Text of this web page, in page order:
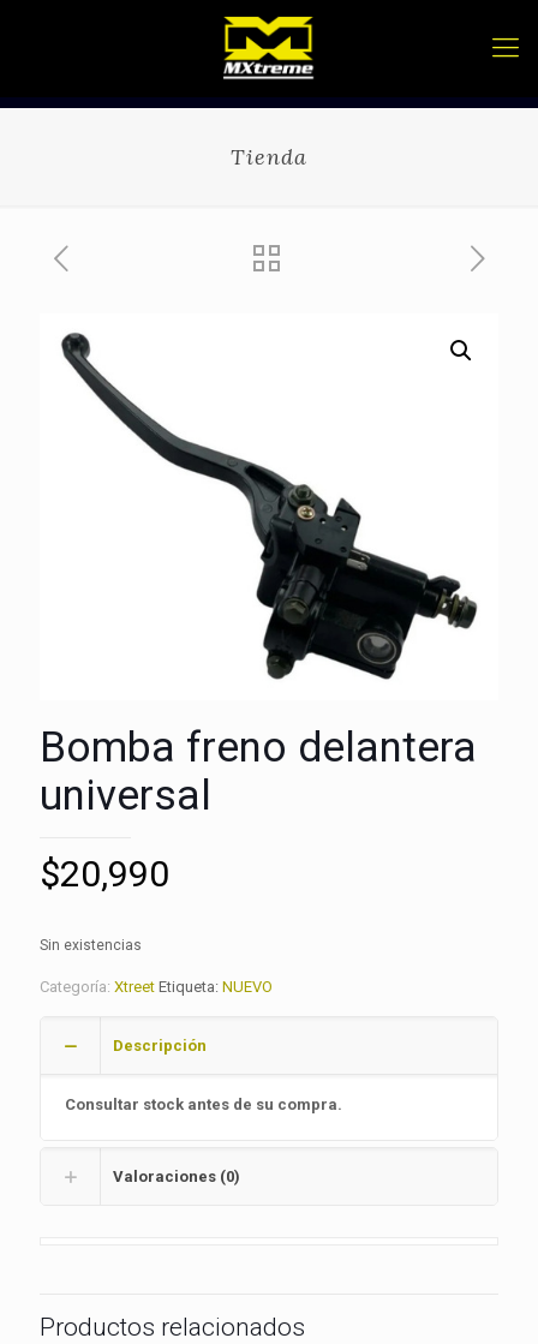
Tienda
Bomba freno delantera
universal
$20,990
Sin existencias
Categoría: Xtreet Etiqueta: NUEVO
Descripción
Consultar stock antes de su compra.
Valoraciones (0)
Productos relacionados